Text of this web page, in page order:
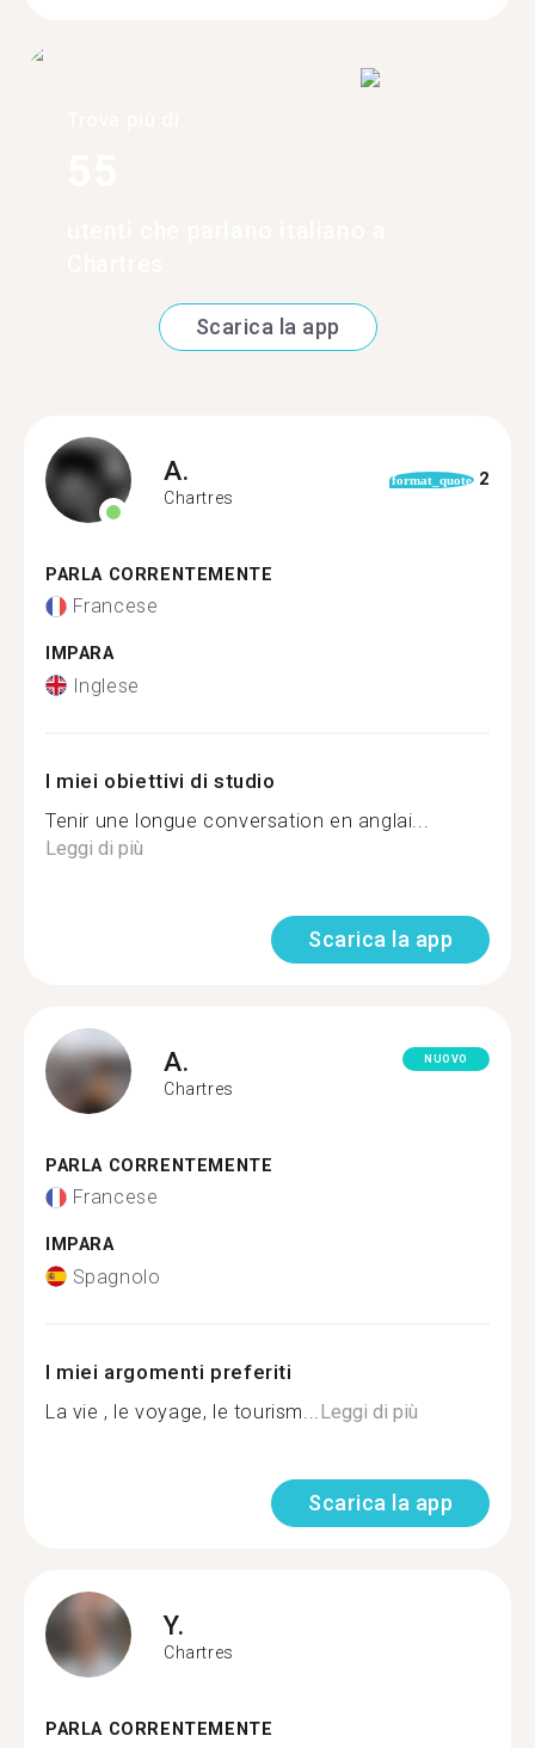
Scarica la app
A.
Chartres
format_quote 2
PARLA CORRENTEMENTE
Francese
IMPARA
Inglese
I miei obiettivi di studio
Tenir une longue conversation en anglai...
Leggi di più
Scarica la app
A.
Chartres
NUOVO
PARLA CORRENTEMENTE
Francese
IMPARA
Spagnolo
I miei argomenti preferiti
La vie , le voyage, le tourism... Leggi di più
Scarica la app
Y.
Chartres
PARLA CORRENTEMENTE